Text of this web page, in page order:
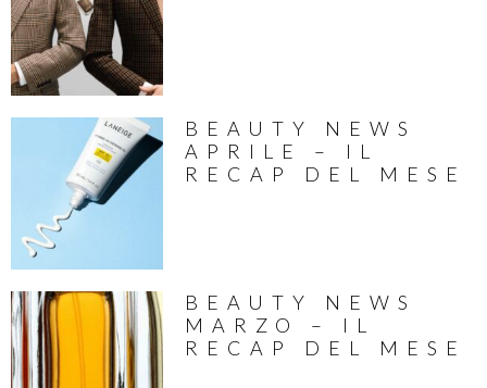
BEAUTY NEWS
APRILE – IL
RECAP DEL MESE
BEAUTY NEWS
MARZO – IL
RECAP DEL MESE